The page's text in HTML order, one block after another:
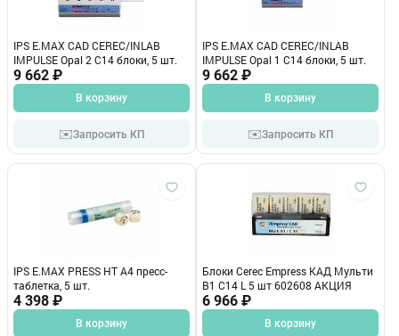
IPS E.MAX CAD CEREC/INLAB
IMPULSE Opal 2 С14 блоки, 5 шт.
9 662 ₽
В корзину
✉️Запросить КП
IPS E.MAX CAD CEREC/INLAB
IMPULSE Opal 1 С14 блоки, 5 шт.
9 662 ₽
В корзину
✉️Запросить КП
IPS E.MAX PRESS HT A4 пресс-
таблетка, 5 шт.
4 398 ₽
В корзину
Блоки Cerec Empress КАД Мульти
В1 С14 L 5 шт 602608 АКЦИЯ
6 966 ₽
В корзину